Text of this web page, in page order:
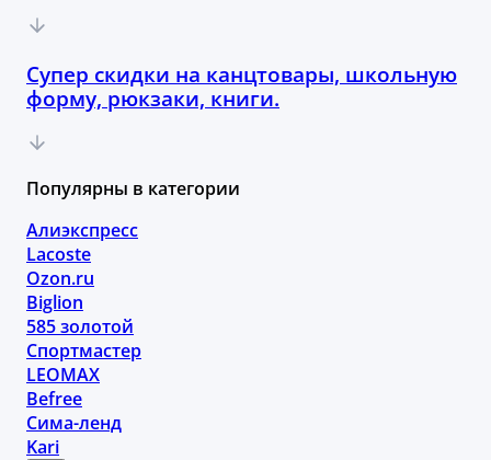
Супер скидки на канцтовары, школьную
форму, рюкзаки, книги.
Популярны в категории
Алиэкспресс
Lacoste
Ozon.ru
Biglion
585 золотой
Спортмастер
LEOMAX
Befree
Сима-ленд
Kari